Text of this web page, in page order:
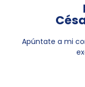
Apúntate a mi